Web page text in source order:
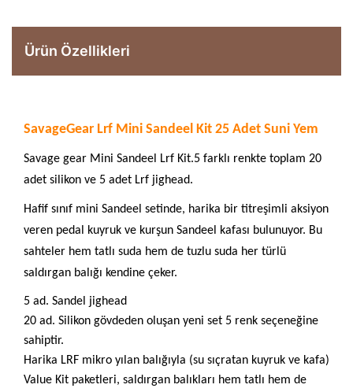
Ürün Özellikleri
SavageGear Lrf Mini Sandeel Kit 25 Adet Suni Yem
Savage gear Mini Sandeel Lrf Kit.5 farklı renkte toplam 20
adet silikon ve 5 adet Lrf jighead.
Hafif sınıf mini Sandeel setinde, harika bir titreşimli aksiyon
veren pedal kuyruk ve kurşun Sandeel kafası bulunuyor. Bu
sahteler hem tatlı suda hem de tuzlu suda her türlü
saldırgan balığı kendine çeker.
5 ad. Sandel jighead
20 ad. Silikon gövdeden oluşan yeni set 5 renk seçeneğine
sahiptir.
Harika LRF mikro yılan balığıyla (su sıçratan kuyruk ve kafa)
Value Kit paketleri, saldırgan balıkları hem tatlı hem de